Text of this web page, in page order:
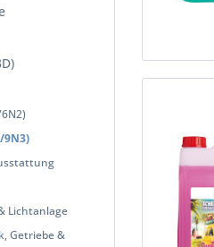
9N3)
Lichtanlage
Getriebe &